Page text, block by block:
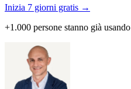
Inizia 7 giorni gratis →
+1.000 persone stanno già